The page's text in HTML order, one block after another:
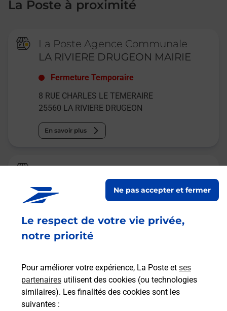
Le respect de votre vie privée,
notre priorité
Pour améliorer votre expérience, La Poste et ses
partenaires utilisent des cookies (ou technologies
similaires). Les finalités des cookies sont les
suivantes :
Ne pas accepter et fermer
La Poste à proximité
La Poste Agence Communale
LA RIVIERE DRUGEON MAIRIE
Fermeture Temporaire
8 RUE CHARLES LE TEMERAIRE
25560 LA RIVIERE DRUGEON
En savoir plus
La Poste Relais
HOUTAUD BURALISTE
ouvre dimanche à 09h00
34 GRANDE RUE
DBI PAQUETTE TABAC PRESSE SOUVENIRS
En savoir plus
Malin !